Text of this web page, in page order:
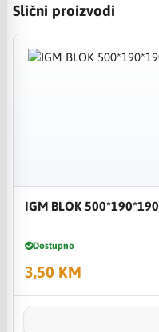
Slični proizvodi
IGM BLOK 500*190*190
Dostupno
3,50 KM